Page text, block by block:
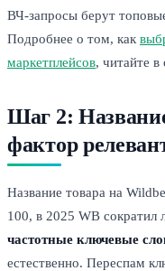
ВЧ-запросы берут
Подробнее о том, как
маркетплейсов, читайте в
Шаг 2:
фактор
Название товара на
100, в 2025 WB
частотные ключевые
естественно. Переспам